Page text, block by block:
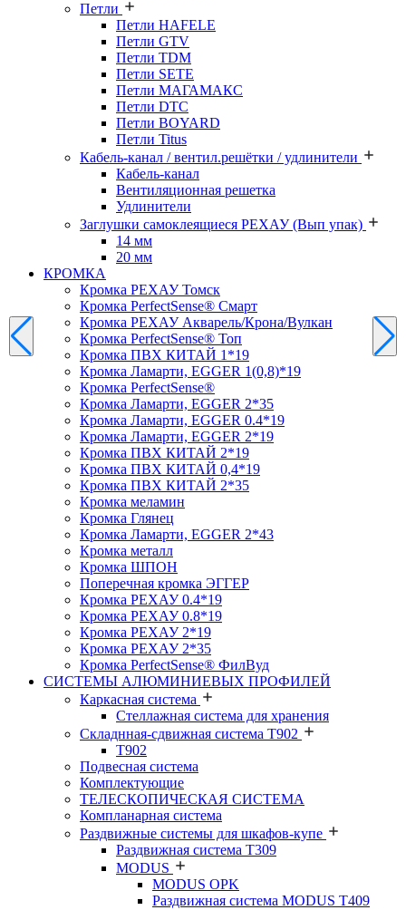
Петли
Петли HAFELE
Петли GTV
Петли TDM
Петли SETE
Петли МАГАМАКС
Петли DTC
Петли BOYARD
Петли Titus
Кабель-канал / вентил.решётки / удлинители
Кабель-канал
Вентиляционная решетка
Удлинители
Заглушки самоклеящиеся РЕХАУ (Вып упак)
14 мм
20 мм
КРОМКА
Кромка PЕХАУ Томск
Кромка PerfectSense® Смарт
Кромка PЕХАУ Акварель/Крона/Вулкан
Кромка PerfectSense® Топ
Кромка ПВХ КИТАЙ 1*19
Кромка Ламарти, EGGER 1(0,8)*19
Кромка PerfectSense®
Кромка Ламарти, EGGER 2*35
Кромка Ламарти, EGGER 0.4*19
Кромка Ламарти, EGGER 2*19
Кромка ПВХ КИТАЙ 2*19
Кромка ПВХ КИТАЙ 0,4*19
Кромка ПВХ КИТАЙ 2*35
Кромка меламин
Кромка Глянец
Кромка Ламарти, EGGER 2*43
Кромка металл
Кромка ШПОН
Поперечная кромка ЭГГЕР
Кромка PЕХАУ 0.4*19
Кромка PЕХАУ 0.8*19
Кромка PЕХАУ 2*19
Кромка PЕХАУ 2*35
Кромка PerfectSense® ФилВуд
СИСТЕМЫ АЛЮМИНИЕВЫХ ПРОФИЛЕЙ
Каркасная система
Стеллажная система для хранения
Складнная-сдвижная система Т902
T902
Подвесная система
Комплектующие
ТЕЛЕСКОПИЧЕСКАЯ СИСТЕМА
Компланарная система
Раздвижные системы для шкафов-купе
Раздвижная система Т309
MODUS
MODUS OPK
Раздвижная система MODUS T409